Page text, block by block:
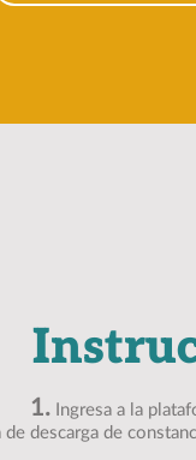
1.Ingresa a la
descarga de